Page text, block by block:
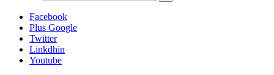
Facebook
Plus Google
Twitter
Linkdhin
Youtube